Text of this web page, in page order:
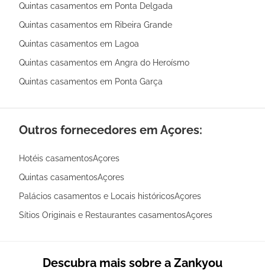
Quintas casamentos em Ponta Delgada
Quintas casamentos em Ribeira Grande
Quintas casamentos em Lagoa
Quintas casamentos em Angra do Heroísmo
Quintas casamentos em Ponta Garça
Outros fornecedores em Açores:
Hotéis casamentosAçores
Quintas casamentosAçores
Palácios casamentos e Locais históricosAçores
Sítios Originais e Restaurantes casamentosAçores
Descubra mais sobre a Zankyou